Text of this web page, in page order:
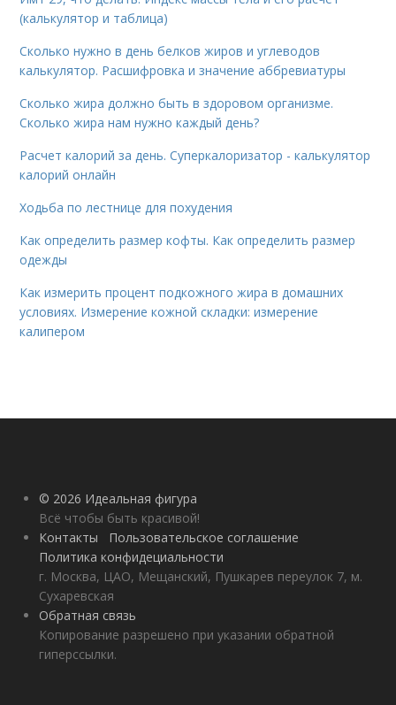
(калькулятор и таблица)
Сколько нужно в день белков жиров и углеводов
калькулятор. Расшифровка и значение аббревиатуры
Сколько жира должно быть в здоровом организме.
Сколько жира нам нужно каждый день?
Расчет калорий за день. Суперкалоризатор - калькулятор
калорий онлайн
Ходьба по лестнице для похудения
Как определить размер кофты. Как определить размер
одежды
Как измерить процент подкожного жира в домашних
условиях. Измерение кожной складки: измерение
калипером
© 2026 Идеальная фигура
Всё чтобы быть красивой!
Контакты
Пользовательское соглашение
Политика конфидециальности
г. Москва, ЦАО, Мещанский, Пушкарев переулок 7, м.
Сухаревская
Обратная связь
Копирование разрешено при указании обратной
гиперссылки.